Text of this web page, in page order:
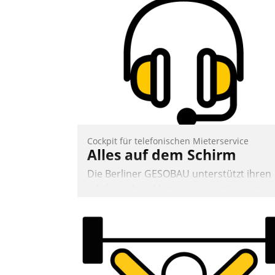
Mitarbeiter von Datatrain. Die meravis
Wohnungsbau- und Immobilien GmbH
hat sich dabei für den Betrieb der Lösung
über die SAP Cloud Platform entschieden
- als erstes Unternehmen am
Wohnungsmarkt.
Andreas Lerchner
Cockpit für telefonischen Mieterservice
Alles auf dem Schirm
Die Berliner GESOBAU unterstützt ihren
passende Fragen und Schlagworte
ermöglicht dem externen Serviceteam,
Anrufe von Mietenden zügiger und